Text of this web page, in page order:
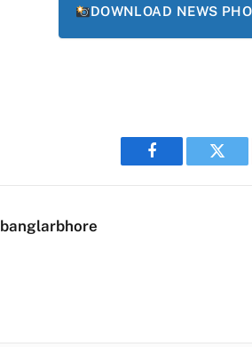
DOWNLOAD NEWS
Facebook
banglarbhore